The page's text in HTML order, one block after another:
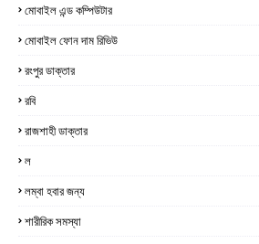
মোবাইল এন্ড কম্পিউটার
মোবাইল ফোন দাম রিভিউ
রংপুর ডাক্তার
রবি
রাজশাহী ডাক্তার
ল
লম্বা হবার জন্য
শারীরিক সমস্যা